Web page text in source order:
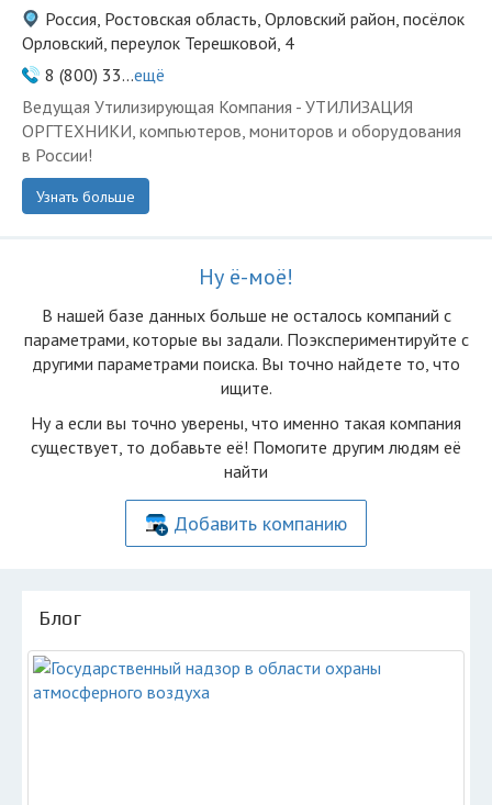
Россия, Ростовская область, Орловский район, посёлок
Орловский, переулок Терешковой, 4
8 (800) 33...ещё
Ведущая Утилизирующая Компания - УТИЛИЗАЦИЯ
ОРГТЕХНИКИ, компьютеров, мониторов и оборудования
в России!
Узнать больше
Ну ё-моё!
В нашей базе данных больше не осталоcь компаний с
параметрами, которые вы задали. Поэкспериментируйте с
другими параметрами поиска. Вы точно найдете то, что
ищите.
Ну а если вы точно уверены, что именно такая компания
существует, то добавьте её! Помогите другим людям её
найти
Добавить компанию
Блог